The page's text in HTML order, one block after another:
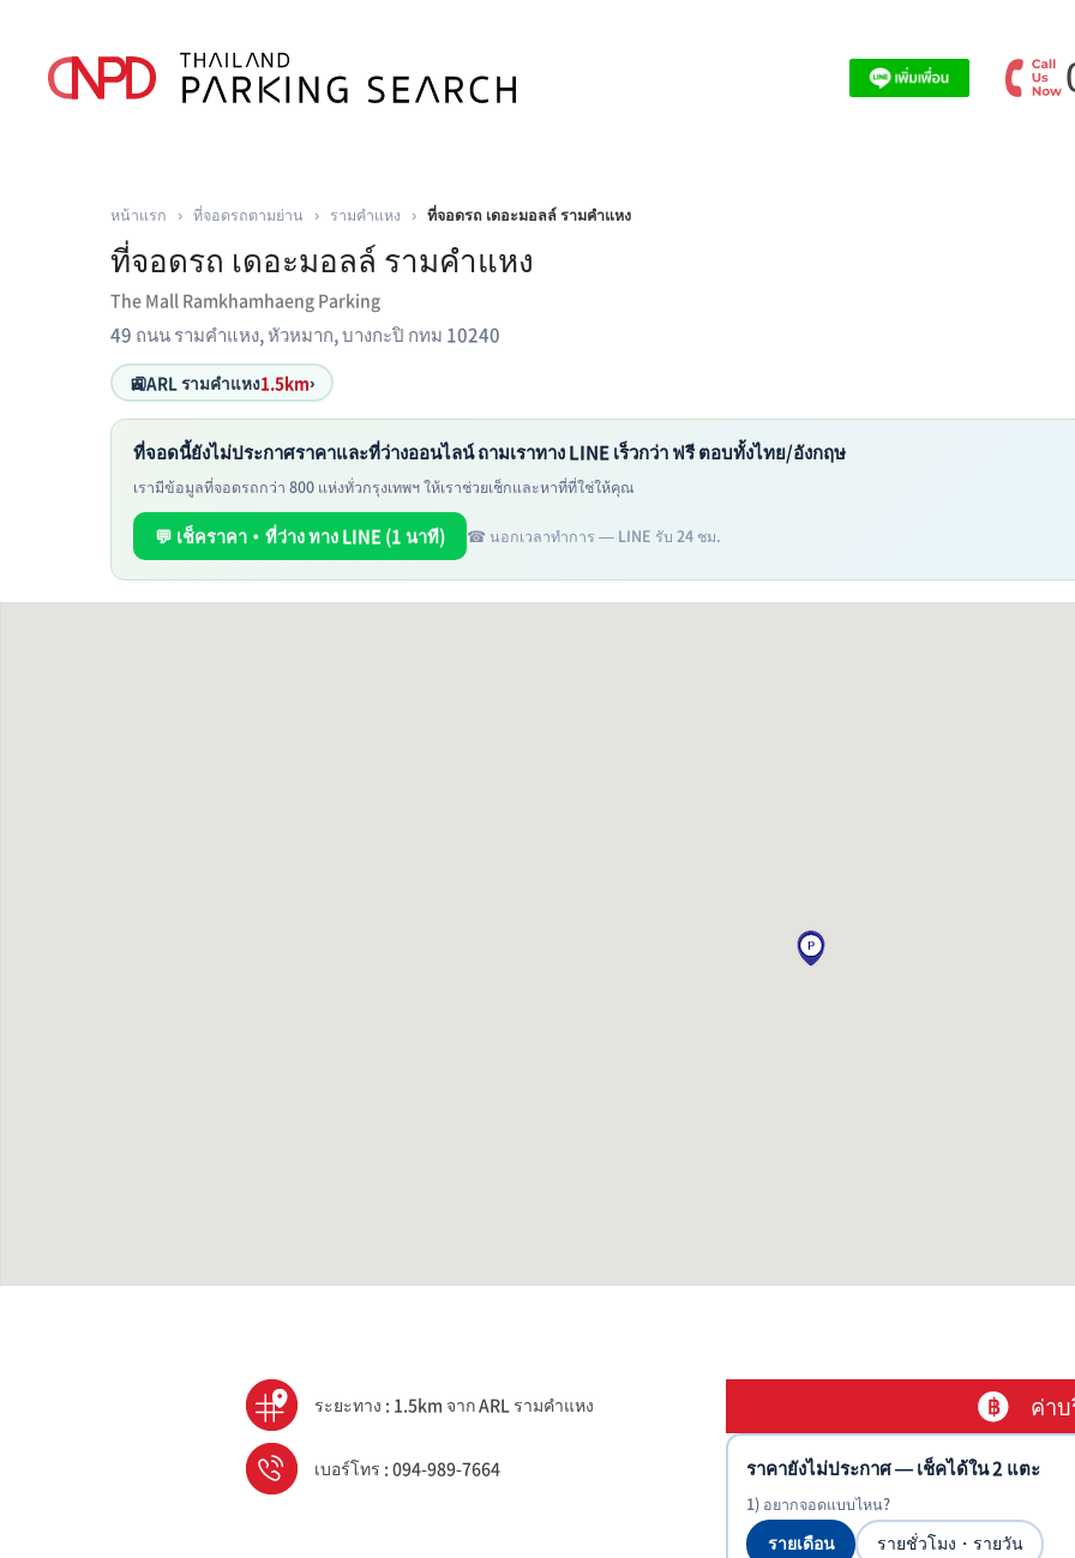
หน้าแรก › ที่จอดรถตามย่าน › รามคำแหง › ที่จอดรถ เดอะมอลล์ รามคำแหง
ที่จอดรถ เดอะมอลล์ รามคำแหง
The Mall Ramkhamhaeng Parking
49 ถนน รามคำแหง, หัวหมาก, บางกะปิ กทม 10240
🚉ARL รามคำแหง1.5km›
ที่จอดนี้ยังไม่ประกาศราคาและที่ว่างออนไลน์ ถามเราทาง LINE เร็วกว่า ฟรี ตอบทั้งไทย/อังกฤษ
เรามีข้อมูลที่จอดรถกว่า 800 แห่งทั่วกรุงเทพฯ ให้เราช่วยเช็กและหาที่ที่ใช่ให้คุณ
💬 เช็คราคา・ที่ว่าง ทาง LINE (1 นาที) ☎ นอกเวลาทำการ — LINE รับ 24 ชม.
ระยะทาง : 1.5km จาก ARL รามคำแหง
เบอร์โทร : 094-989-7664
ค่า
ราคายังไม่ประกาศ — เช็คได้ใน 2 แตะ
1) อยากจอดแบบไหน?
รายเดือน รายชั่วโมง・รายวัน